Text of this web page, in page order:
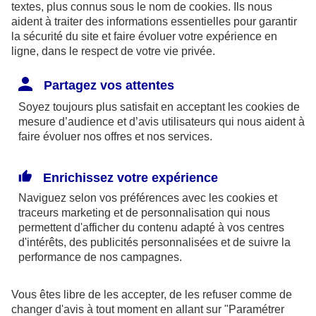
sont de 1,875 % du bénéfice imposable limité à 8
fois le PASS ou si plus favorable, 2,5 % du PASS.
Madelin,
(sauf quelques cas exceptionnels) et la sortie se fait
obligatoirementen rente(sauf exceptions).
En outre, à la retraite, la rente perçue chaque
année, sera imposable dans la catégorie des
pensions. Elle supporte également des
prélèvements sociaux aux taux en vigueur au jour
textes, plus connus sous le nom de cookies. Ils nous
aident à traiter des informations essentielles pour garantir
la sécurité du site et faire évoluer votre expérience en
ligne, dans le respect de votre vie privée.
Partagez vos attentes
Soyez toujours plus satisfait en acceptant les cookies de
mesure d’audience et d’avis utilisateurs qui nous aident à
faire évoluer nos offres et nos services.
Enrichissez votre expérience
Naviguez selon vos préférences avec les cookies et
traceurs marketing et de personnalisation qui nous
permettent d'afficher du contenu adapté à vos centres
d'intérêts, des publicités personnalisées et de suivre la
performance de nos campagnes.
Vous êtes libre de les accepter, de les refuser comme de
changer d'avis à tout moment en allant sur "Paramétrer